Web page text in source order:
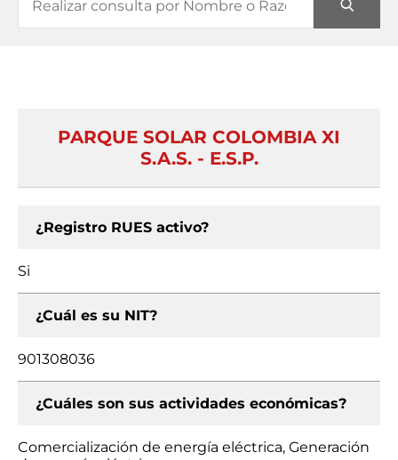
PARQUE SOLAR COLOMBIA XI
S.A.S. - E.S.P.
¿Registro RUES activo?
Si
¿Cuál es su NIT?
901308036
¿Cuáles son sus actividades económicas?
Comercialización de energía eléctrica, Generación